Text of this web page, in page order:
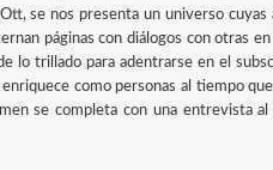
se nos presenta un universo
páginas con diálogos con otras
lo trillado para adentrarse en el
como personas al tiempo
se completa con una entrevista